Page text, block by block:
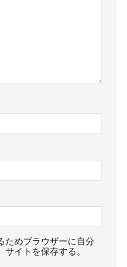
ためブラウザーに自分
イトを保存する。